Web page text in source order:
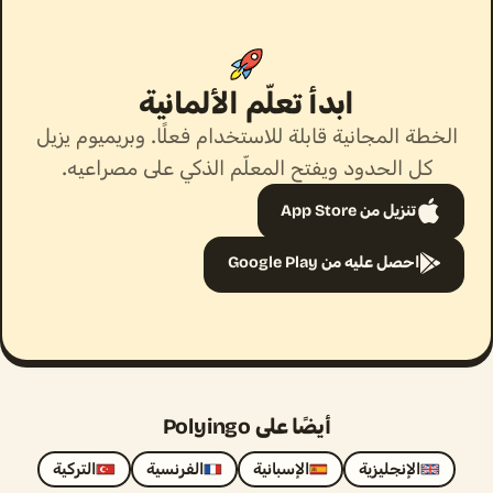
ابدأ تعلّم الألمانية
الخطة المجانية قابلة للاستخدام فعلًا. وبريميوم يزيل
كل الحدود ويفتح المعلّم الذكي على مصراعيه.
تنزيل من App Store
احصل عليه من Google Play
أيضًا على Polyingo
الإنجليزية الإسبانية الفرنسية التركية